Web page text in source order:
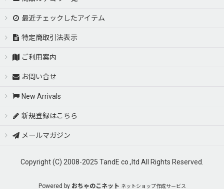
最近チェックしたアイテム
特定商取引法表示
ご利用案内
お問い合せ
New Arrivals
新規登録はこちら
メールマガジン
Copyright (C) 2008-2025 TandE co.,ltd All Rights Reserved.
Powered by おちゃのこネット ネットショップ作成サービス